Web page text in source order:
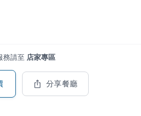
務請至 店家專區
分享餐廳